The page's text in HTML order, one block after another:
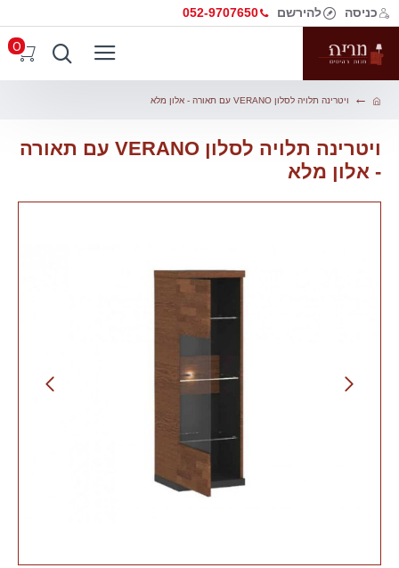
כניסה להירשם 052-9707650
0
ויטרינה תלויה לסלון VERANO עם תאורה - אלון מלא
ויטרינה תלויה לסלון VERANO עם תאורה
- אלון מלא